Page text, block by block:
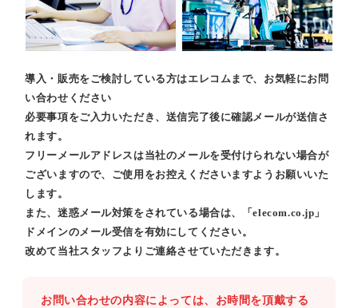
導入・販売をご検討している方はエレコムまで、お気軽にお問
い合わせください
必要事項をご入力いただき、送信完了後に確認メールが送信さ
れます。
フリーメールアドレスは当社のメールを受付けられない場合が
ございますので、ご使用をお控えくださいますようお願いいた
します。
また、迷惑メール対策をされている場合は、「elecom.co.jp」
ドメインのメール受信を有効にしてください。
改めて当社スタッフよりご連絡させていただきます。
お問い合わせの内容によっては、お時間を頂戴する